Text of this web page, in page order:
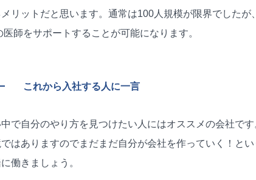
リットだと思います。通常は100人規模が限界でしたが
医師をサポートすることが可能になります。
これから入社する人に一言
で自分のやり方を見つけたい人にはオススメの会社で
はありますのでまだまだ自分が会社を作っていく！と
働きましょう。